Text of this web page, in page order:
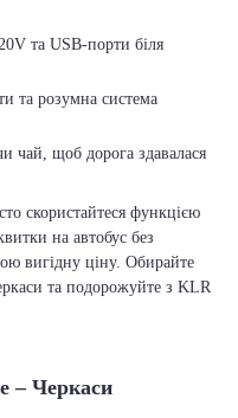
та USB-порти біля
та розумна система
чай, щоб дорога здавалася
скористайтеся функцією
на автобус без
вигідну ціну. Обирайте
та подорожуйте з KLR
– Черкаси